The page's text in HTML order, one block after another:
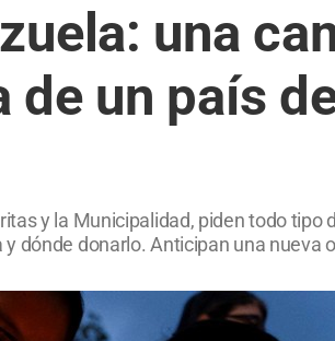
una
de un país
y la Municipalidad, piden todo
dónde donarlo. Anticipan una nueva